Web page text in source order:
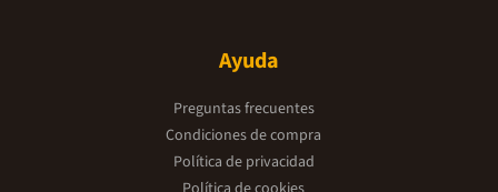
Ayuda
Preguntas frecuentes
Condiciones de compra
Política de privacidad